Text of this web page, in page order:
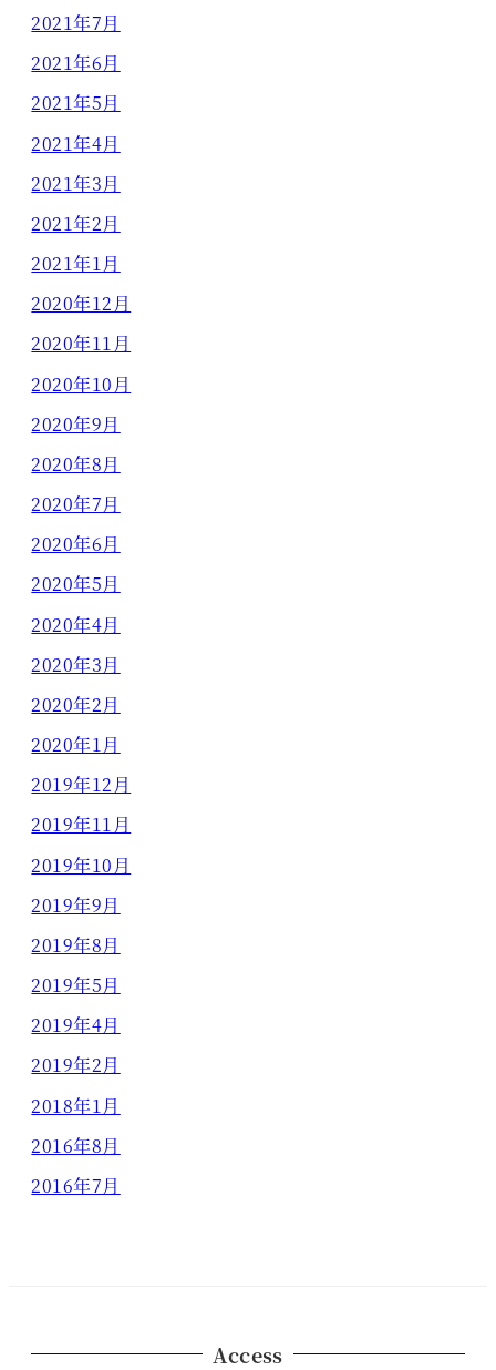
2021年7月
2021年6月
2021年5月
2021年4月
2021年3月
2021年2月
2021年1月
2020年12月
2020年11月
2020年10月
2020年9月
2020年8月
2020年7月
2020年6月
2020年5月
2020年4月
2020年3月
2020年2月
2020年1月
2019年12月
2019年11月
2019年10月
2019年9月
2019年8月
2019年5月
2019年4月
2019年2月
2018年1月
2016年8月
2016年7月
Access